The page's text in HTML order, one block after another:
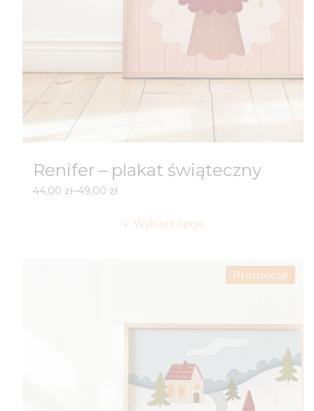
Renifer – plakat świąteczny
44,00 zł–49,00 zł
Zakres
Wybierz opcje
Promocja!